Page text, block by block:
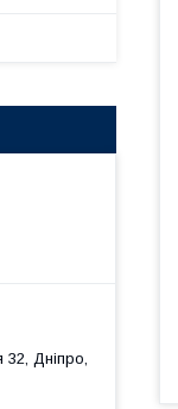
Дніпро,